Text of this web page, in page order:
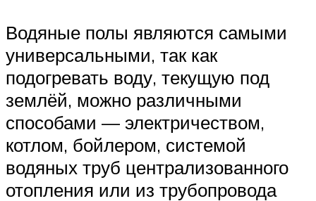
Водяные полы являются самыми
универсальными, так как
подогревать воду, текущую под
землёй, можно различными
способами — электричеством,
котлом, бойлером, системой
водяных труб централизованного
отопления или из трубопровода